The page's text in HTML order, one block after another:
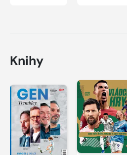
Knihy